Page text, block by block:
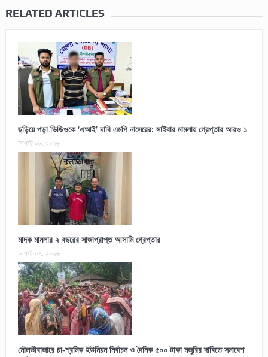
RELATED ARTICLES
ছড়িয়ে পড়া ভিডিওকে ‘এআই’ দাবি এমপি নাসেরের: সাইবার মামলায় গ্রেপ্তার আরও ১
আগস্ট ০৮, ২০২৬
মাদক মামলার ২ বছরের সাজাপ্রাপ্ত আসামি গ্রেপ্তার
আগস্ট ০৭, ২০২৬
মৌলভীবাজারে চা-শ্রমিক ইউনিয়ন নির্বাচন ও দৈনিক ৫০০ টাকা মজুরির দাবিতে সমাবেশ